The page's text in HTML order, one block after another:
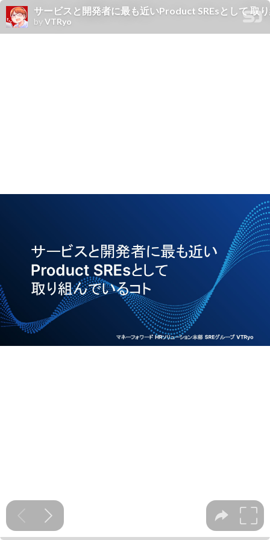
サービスと開発者に最も近いProduct SREsとして
byVTRyo